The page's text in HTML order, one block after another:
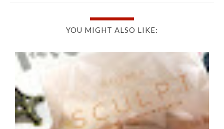
YOU MIGHT ALSO LIKE: